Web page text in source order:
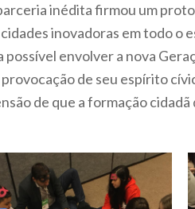
inédita firmou um
inovadoras em todo o
envolver a nova
de seu espírito
de que a formação